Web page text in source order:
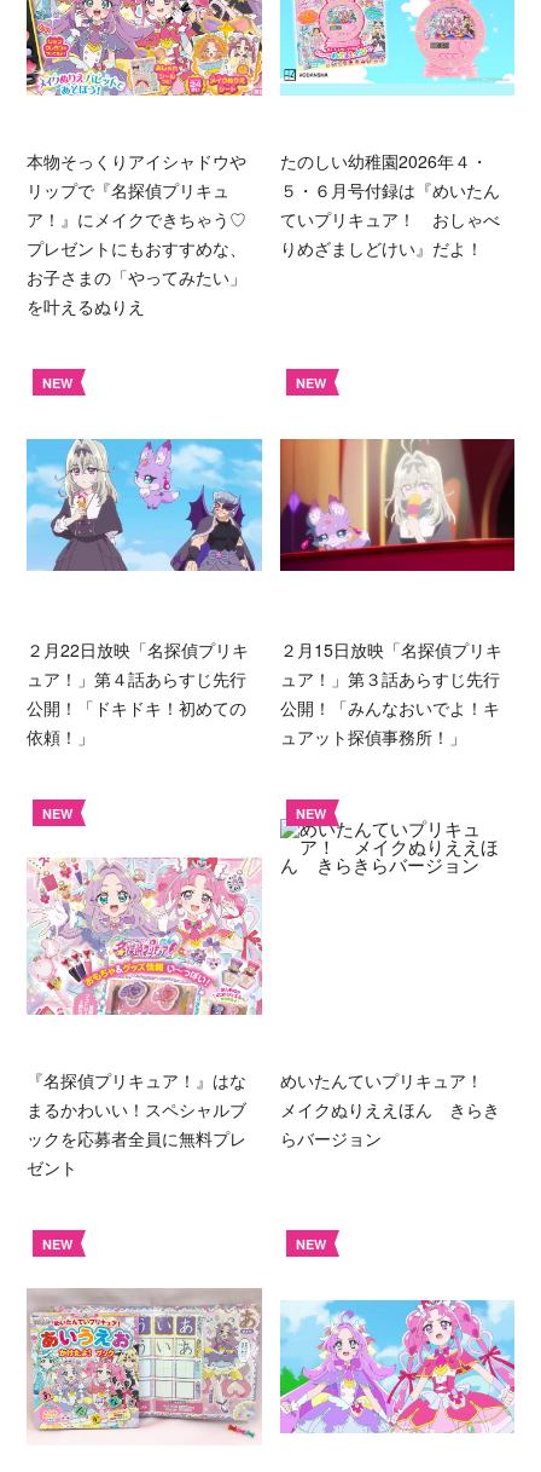
本物そっくりアイシャドウや
リップで『名探偵プリキュ
ア！』にメイクできちゃう♡
プレゼントにもおすすめな、
お子さまの「やってみたい」
を叶えるぬりえ
たのしい幼稚園2026年４・
５・６月号付録は『めいたん
ていプリキュア！ おしゃべ
りめざましどけい』だよ！
NEW
２月22日放映「名探偵プリキ
ュア！」第４話あらすじ先行
公開！「ドキドキ！初めての
依頼！」
NEW
２月15日放映「名探偵プリキ
ュア！」第３話あらすじ先行
公開！「みんなおいでよ！キ
ュアット探偵事務所！」
NEW
『名探偵プリキュア！』はな
まるかわいい！スペシャルブ
ックを応募者全員に無料プレ
ゼント
NEW
めいたんていプリキュア！
メイクぬりええほん きらき
らバージョン
NEW NEW